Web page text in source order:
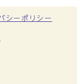
シーポリシー